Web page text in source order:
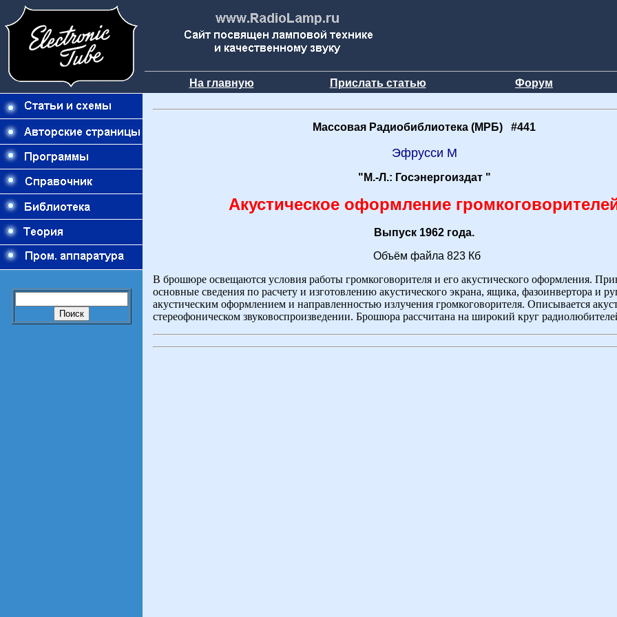
На главную Прислать статью Форум
Массовая Радиобиблиотека (МРБ) #441
Эфрусси М
"М.-Л.: Госэнергоиздат "
Акустическое оформление
Выпуск 1962 года.
Объём файла 823 Кб
В брошюре освещаются условия работы громкоговорителя и его акустического оформления.
основные сведения по расчету и изготовлению акустического экрана, ящика, фазоинвертора и
акустическим оформлением и направленностью излучения громкоговорителя. Описывается
стереофоническом звуковоспроизведении. Брошюра рассчитана на широкий круг